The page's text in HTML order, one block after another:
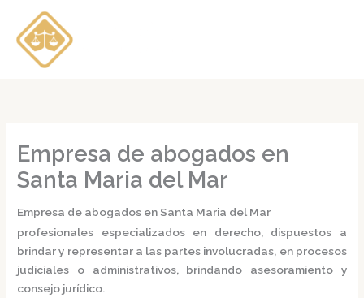
contenido
Empresa de abogados en
Santa Maria del Mar
Empresa de abogados en Santa Maria del Mar
profesionales especializados en derecho, dispuestos a
brindar y representar a las partes involucradas, en procesos
judiciales o administrativos, brindando asesoramiento y
consejo jurídico.